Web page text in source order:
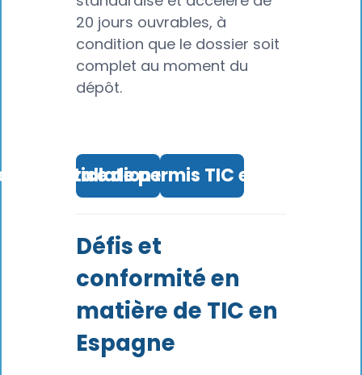
20 jours ouvrables, à
condition que le dossier soit
complet au moment du
dépôt.
de l'installation en Espagne →
Service de permis TIC en Espagne
Défis et
conformité en
matière de TIC en
Espagne